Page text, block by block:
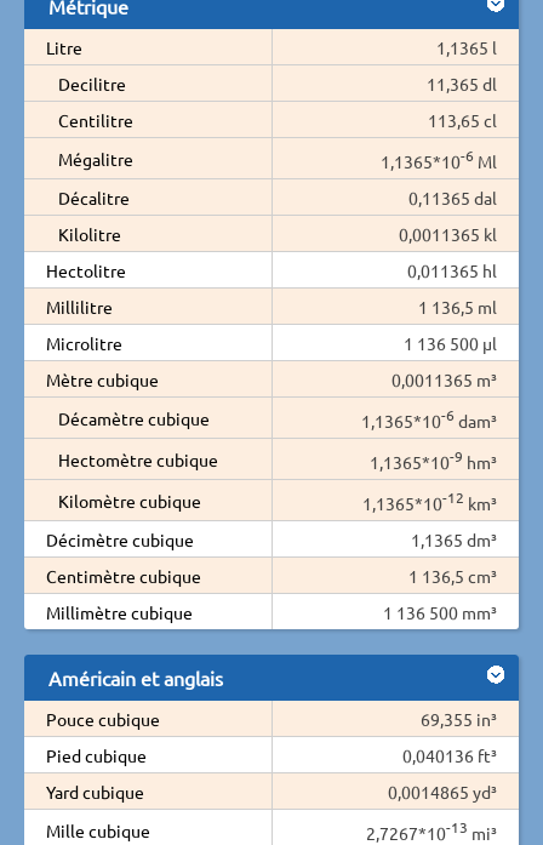
Métrique
Litre
1,1365 l
Decilitre
11,365 dl
Centilitre
113,65 cl
Mégalitre
1,1365*10-6 Ml
Décalitre
0,11365 dal
Kilolitre
0,0011365 kl
Hectolitre
0,011365 hl
Millilitre
1 136,5 ml
Microlitre
1 136 500 µl
Mètre cubique
0,0011365 m³
Décamètre cubique
1,1365*10-6 dam³
Hectomètre cubique
1,1365*10-9 hm³
Kilomètre cubique
1,1365*10-12 km³
Décimètre cubique
1,1365 dm³
Centimètre cubique
1 136,5 cm³
Millimètre cubique
1 136 500 mm³
Américain et anglais
Pouce cubique
69,355 in³
Pied cubique
0,040136 ft³
Yard cubique
0,0014865 yd³
Mille cubique
2,7267*10-13 mi³